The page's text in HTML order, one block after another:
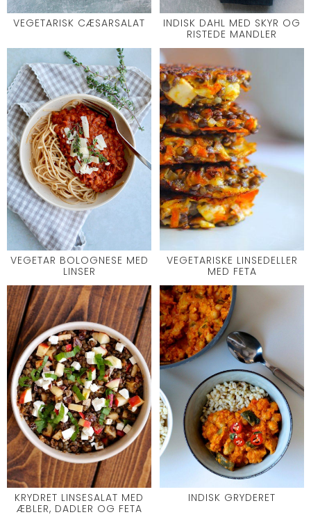
VEGETARISK CÆSARSALAT
INDISK DAHL MED SKYR OG
RISTEDE MANDLER
VEGETAR BOLOGNESE MED
LINSER
VEGETARISKE LINSEDELLER
MED FETA
KRYDRET LINSESALAT MED
ÆBLER, DADLER OG FETA
INDISK GRYDERET